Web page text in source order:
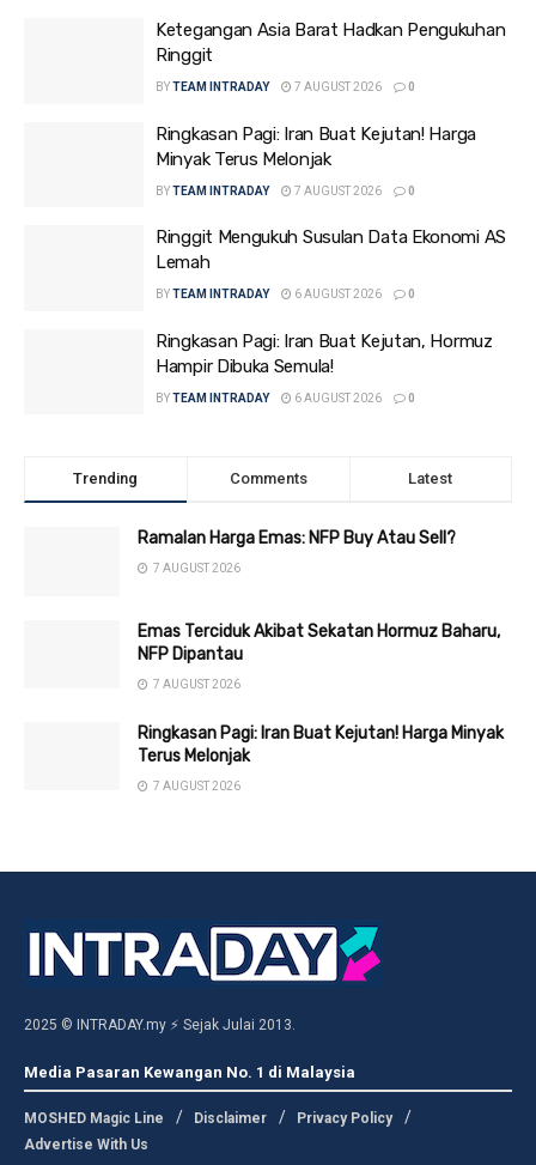
Ketegangan Asia Barat Hadkan Pengukuhan
Ringgit
BYTEAM INTRADAY 7 AUGUST 2026 0
Ringkasan Pagi: Iran Buat Kejutan! Harga
Minyak Terus Melonjak
BYTEAM INTRADAY 7 AUGUST 2026 0
Ringgit Mengukuh Susulan Data Ekonomi AS
Lemah
BYTEAM INTRADAY 6 AUGUST 2026 0
Ringkasan Pagi: Iran Buat Kejutan, Hormuz
Hampir Dibuka Semula!
BYTEAM INTRADAY 6 AUGUST 2026 0
Trending Comments Latest
Ramalan Harga Emas: NFP Buy Atau Sell?
7 AUGUST 2026
Emas Terciduk Akibat Sekatan Hormuz Baharu,
NFP Dipantau
7 AUGUST 2026
Ringkasan Pagi: Iran Buat Kejutan! Harga Minyak
Terus Melonjak
7 AUGUST 2026
2025 © INTRADAY.my ⚡ Sejak Julai 2013.
Media Pasaran Kewangan No. 1 di Malaysia
MOSHED Magic Line Disclaimer
Privacy Policy
Advertise With Us